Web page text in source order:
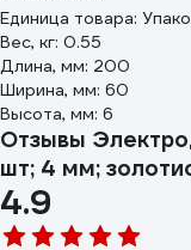
Единица товара:
Вес, кг: 0.55
Длина, мм: 200
Ширина, мм: 60
Высота, мм: 6
Отзывы
шт; 4 мм;
4.9